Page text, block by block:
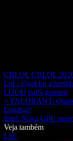
CBLOL CBLOL
LoL: Qual foi a
LOUD paiN gaming
« VALORANT: Quais
London?
Intel: Nova GPU
Veja também
LoL